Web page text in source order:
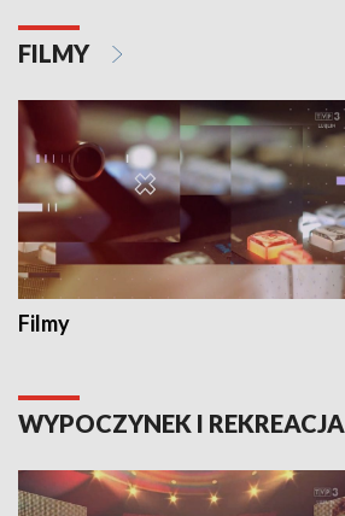
FILMY
Filmy
WYPOCZYNEK I REKREACJA